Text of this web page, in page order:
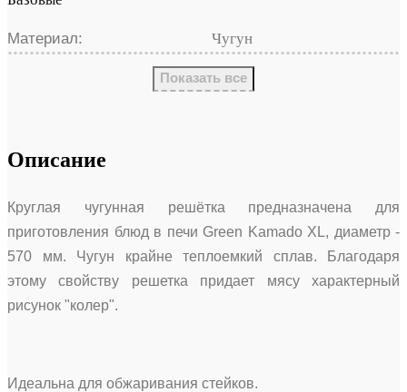
Материал: Чугун
Показать все
Описание
Круглая чугунная решётка предназначена для
приготовления блюд в печи Green Kamado XL, диаметр -
570 мм. Чугун крайне теплоемкий сплав. Благодаря
этому свойству решетка придает мясу характерный
рисунок "колер".
Идеальна для обжаривания стейков.